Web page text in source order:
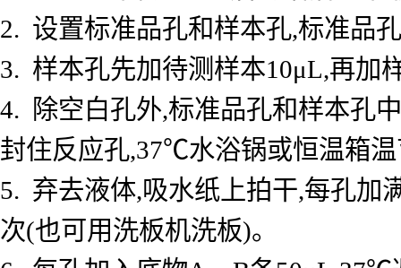
2. 设置标准品孔和样本孔,标准品
3. 样本孔先加待测样本10μL,再加
4. 除空白孔外,标准品孔和样本孔
封住反应孔,37℃水浴锅或恒温箱温
5. 弃去液体,吸水纸上拍干,每孔加
次(也可用洗板机洗板)。